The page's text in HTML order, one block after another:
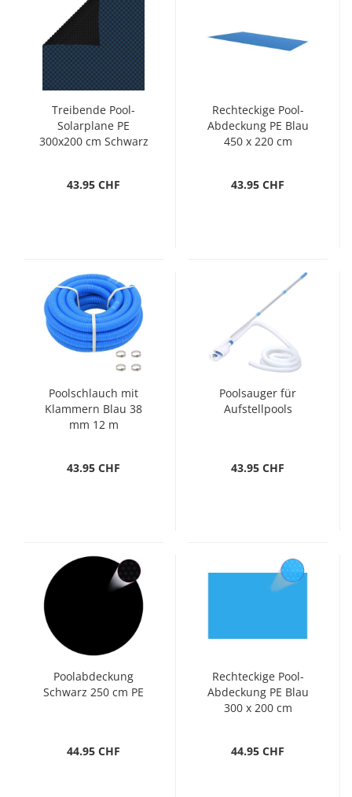
Treibende Pool-
Solarplane PE
300x200 cm Schwarz
43.95 CHF
Rechteckige Pool-
Abdeckung PE Blau
450 x 220 cm
43.95 CHF
Poolschlauch mit
Klammern Blau 38
mm 12 m
43.95 CHF
Poolsauger für
Aufstellpools
43.95 CHF
Poolabdeckung
Schwarz 250 cm PE
44.95 CHF
Rechteckige Pool-
Abdeckung PE Blau
300 x 200 cm
44.95 CHF